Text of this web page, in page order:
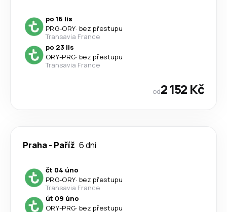
po 16 lis
PRG-ORY· bez přestupu
Transavia France
po 23 lis
ORY-PRG· bez přestupu
Transavia France
od2 152 Kč
Praha- Paříž 6 dni
čt 04 úno
PRG-ORY· bez přestupu
Transavia France
út 09 úno
ORY-PRG· bez přestupu